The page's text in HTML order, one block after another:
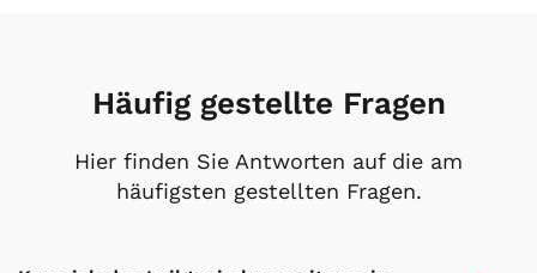
Häufig gestellte Fragen
Hier finden Sie Antworten auf die am
häufigsten gestellten Fragen.